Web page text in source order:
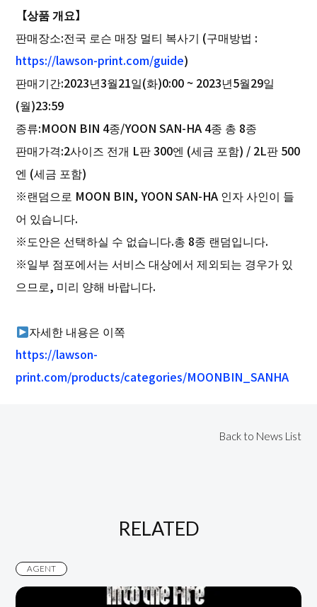
【상품 개요】
판매장소:전국 로슨 매장 멀티 복사기 (구매방법 :
https://lawson-print.com/guide)
판매기간:2023년3월21일(화)0:00 ~ 2023년5월29일
(월)23:59
종류:MOON BIN 4종/YOON SAN-HA 4종 총 8종
판매가격:2사이즈 전개 L판 300엔 (세금 포함) / 2L판 500
엔 (세금 포함)
※랜덤으로 MOON BIN, YOON SAN-HA 인자 사인이 들
어 있습니다.
※도안은 선택하실 수 없습니다.총 8종 랜덤입니다.
※일부 점포에서는 서비스 대상에서 제외되는 경우가 있
으므로, 미리 양해 바랍니다.
자세한 내용은 이쪽
https://lawson-
print.com/products/categories/MOONBIN_SANHA
Back to News List
RELATED
AGENT